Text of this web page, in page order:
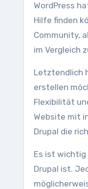
WordPress
Hilfe finden
Community,
im Vergleich
Letztendlich
erstellen
Flexibilität
Website mit
Drupal die
Es ist wichtig
Drupal ist.